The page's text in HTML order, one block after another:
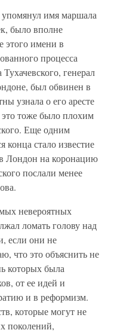
упомянул имя маршала
было вполне
этого имени в
процесса
Тухачевского, генерал
был обвинен в
узнала о его аресте
тоже было плохим
Еще одним
стало известие
Лондон на коронацию
послали менее
невероятных
ломать голову над
если они не
что это объяснить не
которых была
от ее идей и
и в реформизм.
которые могут не
поколений,